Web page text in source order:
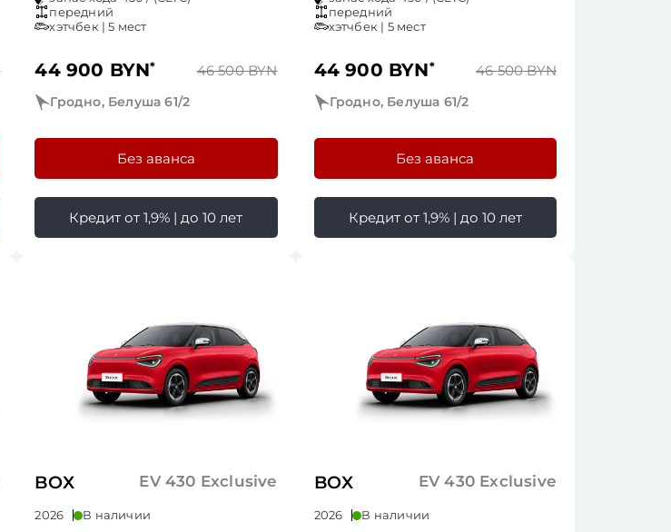
передний
хэтчбек | 5 мест
44 900 BYN* 46 500 BYN
Гродно, Белуша 61/2
Без аванса
Кредит от 1,9% | до 10 лет
передний
хэтчбек | 5 мест
44 900 BYN* 46 500 BYN
Гродно, Белуша 61/2
Без аванса
Кредит от 1,9% | до 10 лет
BOX EV 430 Exclusive
2026 В наличии
BOX EV 430 Exclusive
2026 В наличии